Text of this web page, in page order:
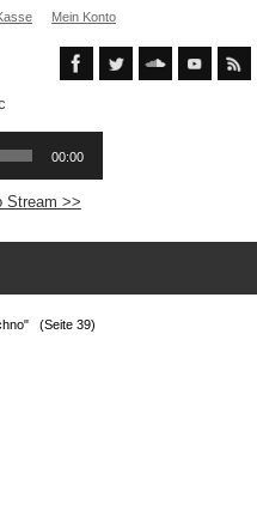
Mein Konto
Stream >>
(Seite 39)